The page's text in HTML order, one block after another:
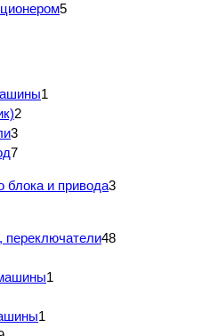
5
1
2
3
7
блока и привода3
переключатели48
1
1